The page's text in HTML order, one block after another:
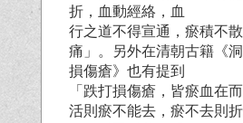
折，血動經絡，血
行之道不得宣通，瘀積不
痛」。另外在清朝古籍《
損傷瘡》也有提到
「跌打損傷瘡，皆瘀血在
活則瘀不能去，瘀不去則